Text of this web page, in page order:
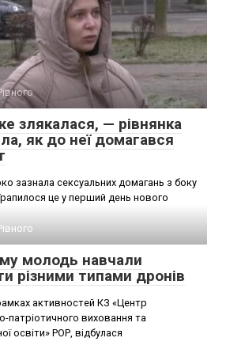
злякалася, — рівнянка
як до неї домагався
зазнала сексуальних домагань з боку
це у перший день нового
молодь навчали
різними типами дронів
активностей КЗ «Центр
патріотичного виховання та
освіти» РОР, відбулася